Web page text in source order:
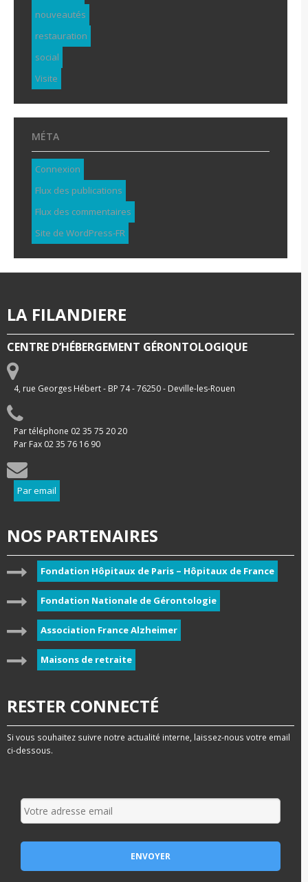
nouveautés
restauration
social
Visite
MÉTA
Connexion
Flux des publications
Flux des commentaires
Site de WordPress-FR
LA FILANDIERE
CENTRE D’HÉBERGEMENT GÉRONTOLOGIQUE
4, rue Georges Hébert - BP 74 - 76250 - Deville-les-Rouen
Par téléphone 02 35 75 20 20
Par Fax 02 35 76 16 90
Par email
NOS PARTENAIRES
Fondation Hôpitaux de Paris – Hôpitaux de France
Fondation Nationale de Gérontologie
Association France Alzheimer
Maisons de retraite
RESTER CONNECTÉ
Si vous souhaitez suivre notre actualité interne, laissez-nous votre email
ci-dessous.